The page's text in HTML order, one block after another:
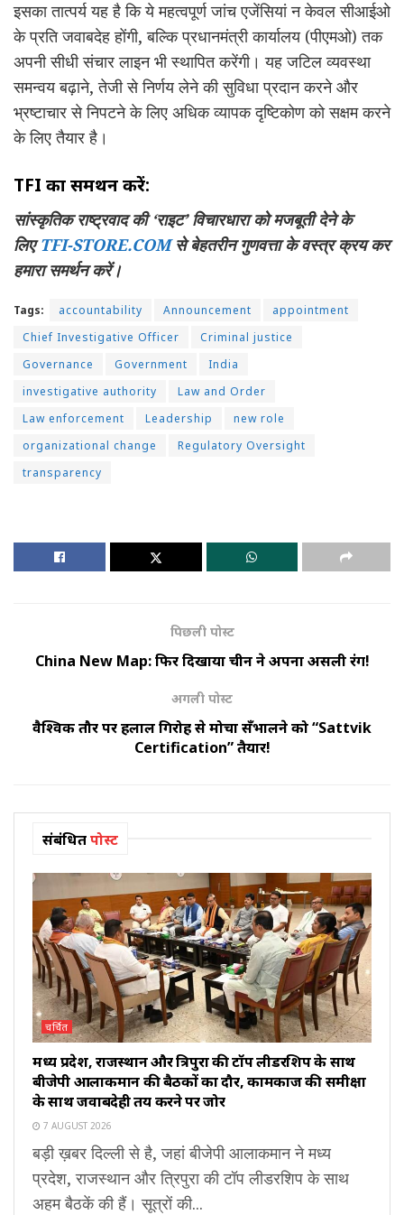
इसका तात्पर्य यह है कि ये महत्वपूर्ण जांच एजेंसियां न केवल सीआईओ
के प्रति जवाबदेह होंगी, बल्कि प्रधानमंत्री कार्यालय (पीएमओ) तक
अपनी सीधी संचार लाइन भी स्थापित करेंगी। यह जटिल व्यवस्था
समन्वय बढ़ाने, तेजी से निर्णय लेने की सुविधा प्रदान करने और
भ्रष्टाचार से निपटने के लिए अधिक व्यापक दृष्टिकोण को सक्षम करने
के लिए तैयार है।
TFI का समर्थन करें:
सांस्कृतिक राष्ट्रवाद की ‘राइट’ विचारधारा को मजबूती देने के
लिए TFI-STORE.COM से बेहतरीन गुणवत्ता के वस्त्र क्रय कर
हमारा समर्थन करें।
Tags: accountability Announcement
appointment
Chief Investigative Officer
Criminal justice
Governance
Government
India
investigative authority
Law and Order
Law enforcement
Leadership
new role
organizational change
Regulatory Oversight
transparency
पिछली पोस्ट
China New Map: फिर दिखाया चीन ने अपना असली रंग!
अगली पोस्ट
वैश्विक तौर पर हलाल गिरोह से मोर्चा सँभालने को “Sattvik
Certification” तैयार!
संबंधितपोस्ट
चर्चित
मध्य प्रदेश, राजस्थान और त्रिपुरा की टॉप लीडरशिप के साथ
बीजेपी आलाकमान की बैठकों का दौर, कामकाज की समीक्षा
के साथ जवाबदेही तय करने पर जोर
7 AUGUST 2026
बड़ी ख़बर दिल्ली से है, जहां बीजेपी आलाकमान ने मध्य
प्रदेश, राजस्थान और त्रिपुरा की टॉप लीडरशिप के साथ
अहम बैठकें की हैं। सूत्रों की...